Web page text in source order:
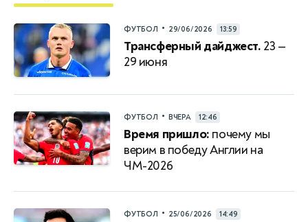
ФУТБОЛ • 29/06/2026 13:59
Трансферный дайджест. 23 —
29 июня
ФУТБОЛ • ВЧЕРА 12:46
Время пришло: почему мы
верим в победу Англии на
ЧМ-2026
ФУТБОЛ • 25/06/2026 14:49